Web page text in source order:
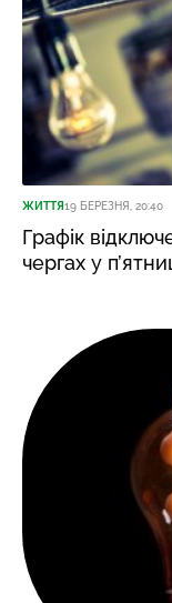
ЖИТТЯ19 БЕРЕЗНЯ, 20:40
Графік
чергах у